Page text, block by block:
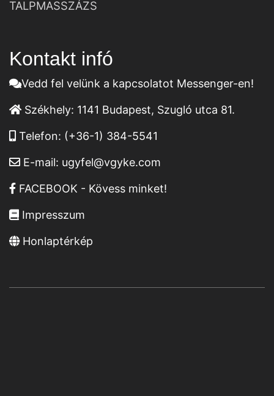
TALPMASSZÁZS
Kontakt infó
Vedd fel velünk a kapcsolatot Messenger-en!
Székhely: 1141 Budapest, Szugló utca 81.
Telefon: (+36-1) 384-5541
E-mail: ugyfel@vgyke.com
FACEBOOK - Kövess minket!
Impresszum
Honlaptérkép